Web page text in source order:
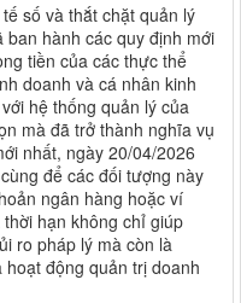
số và thắt chặt quản lý
hành các quy định mới
tiền của các thực thể
doanh và cá nhân kinh
hệ thống quản lý của
mà đã trở thành nghĩa vụ
nhất, ngày 20/04/2026
để các đối tượng này
ngân hàng hoặc ví
hạn không chỉ giúp
ro pháp lý mà còn là
động quản trị doanh